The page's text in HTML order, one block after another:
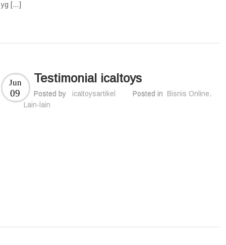
yg […]
Testimonial icaltoys
Jun
09 Posted by icaltoysartikel Posted in Bisnis Online,
Lain-lain